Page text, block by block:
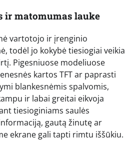
ir matomumas lauke
vartotojo ir įrenginio
todėl jo kokybė tiesiogiai veikia
Pigesniuose modeliuose
kartos TFT ar paprasti
blankesnėmis spalvomis,
ir labai greitai eikvoja
tiesioginiams saulės
gautą žinutę ar
ekrane gali tapti rimtu iššūkiu.